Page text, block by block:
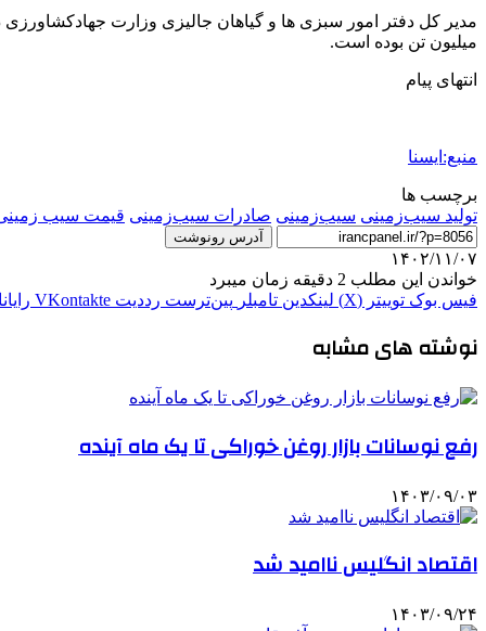
میلیون تن بوده است.
انتهای پیام
منبع:ایسنا
برچسب ها
تولید سیب‌زمینی سیب‌زمینی صادرات سیب‌زمینی قیمت سیب
آدرس رونوشت
۱۴۰۲/۱۱/۰۷
خواندن این مطلب 2 دقیقه زمان میبرد
فیس بوک توییتر (X) لینکدین ‫تامبلر ‫پین‌ترست ‫رددیت ‫VKontakte
نوشته های مشابه
رفع نوسانات بازار روغن خوراکی تا یک ماه آینده
۱۴۰۳/۰۹/۰۳
اقتصاد انگلیس ناامید شد
۱۴۰۳/۰۹/۲۴